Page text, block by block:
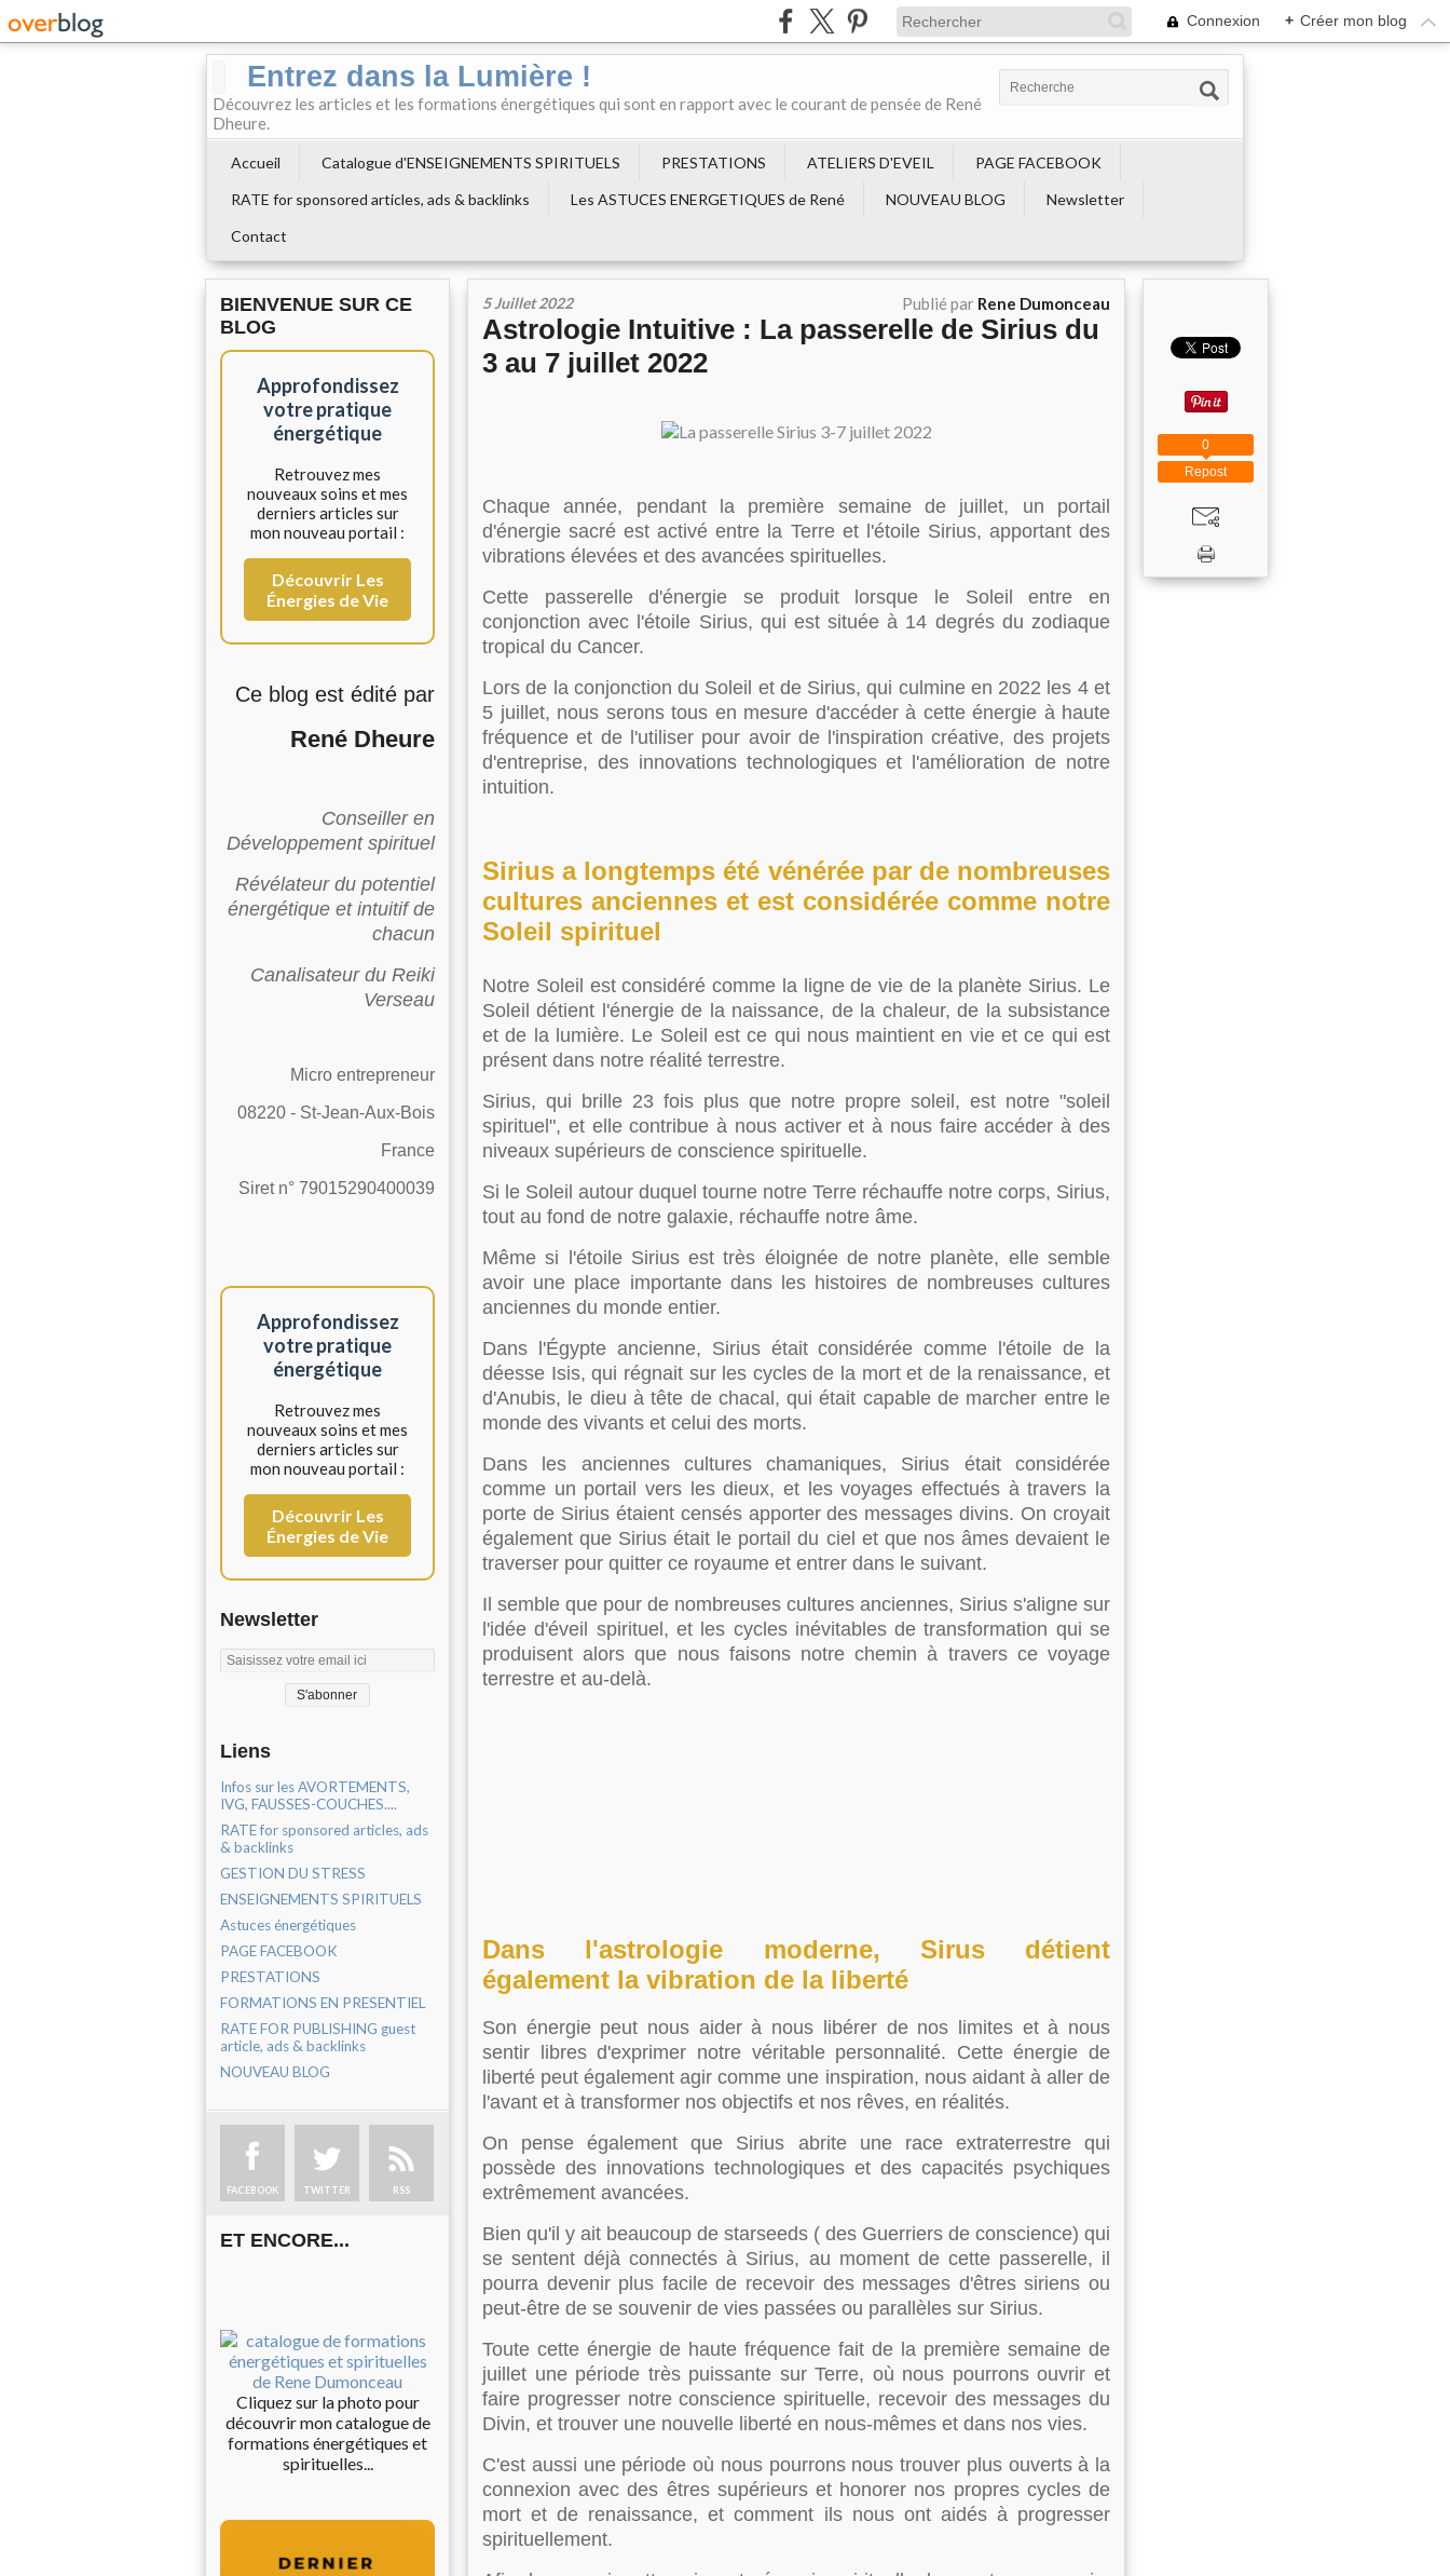
Connexion + Créer mon blog
Entrez dans la Lumière !
Découvrez les articles et les formations énergétiques qui sont en rapport avec le courant de pensée de René
Dheure.
Accueil Catalogue d'ENSEIGNEMENTS SPIRITUELS PRESTATIONS ATELIERS D'EVEIL
PAGE FACEBOOK
RATE for sponsored articles, ads & backlinks
Les ASTUCES ENERGETIQUES de René NOUVEAU BLOG
Newsletter
Contact
BIENVENUE SUR CE
BLOG
Approfondissez
votre pratique
énergétique
Retrouvez mes
nouveaux soins et mes
derniers articles sur
mon nouveau portail :
Découvrir Les
Énergies de Vie
Ce blog est édité par
René Dheure
Conseiller en
Développement spirituel
Révélateur du potentiel
énergétique et intuitif de
chacun
Canalisateur du Reiki
Verseau
Micro entrepreneur
08220 - St-Jean-Aux-Bois
France
Siret n° 79015290400039
Approfondissez
votre pratique
énergétique
Retrouvez mes
nouveaux soins et mes
derniers articles sur
mon nouveau portail :
Découvrir Les
Énergies de Vie
Newsletter
Liens
Infos sur les AVORTEMENTS,
IVG, FAUSSES-COUCHES....
RATE for sponsored articles, ads
& backlinks
GESTION DU STRESS
ENSEIGNEMENTS SPIRITUELS
Astuces énergétiques
PAGE FACEBOOK
PRESTATIONS
FORMATIONS EN PRESENTIEL
RATE FOR PUBLISHING guest
article, ads & backlinks
NOUVEAU BLOG
FACEBOOK TWITTER RSS
ET ENCORE...
Cliquez sur la photo pour
découvrir mon catalogue de
formations énergétiques et
spirituelles...
5 Juillet 2022 Publié par Rene Dumonceau
Astrologie Intuitive : La passerelle de Sirius du
3 au 7 juillet 2022
Chaque année, pendant la première semaine de juillet, un portail
d'énergie sacré est activé entre la Terre et l'étoile Sirius, apportant des
vibrations élevées et des avancées spirituelles.
Cette passerelle d'énergie se produit lorsque le Soleil entre en
conjonction avec l'étoile Sirius, qui est située à 14 degrés du zodiaque
tropical du Cancer.
Lors de la conjonction du Soleil et de Sirius, qui culmine en 2022 les 4 et
5 juillet, nous serons tous en mesure d'accéder à cette énergie à haute
fréquence et de l'utiliser pour avoir de l'inspiration créative, des projets
d'entreprise, des innovations technologiques et l'amélioration de notre
intuition.
Sirius a longtemps été vénérée par de nombreuses
cultures anciennes et est considérée comme notre
Soleil spirituel
Notre Soleil est considéré comme la ligne de vie de la planète Sirius. Le
Soleil détient l'énergie de la naissance, de la chaleur, de la subsistance
et de la lumière. Le Soleil est ce qui nous maintient en vie et ce qui est
présent dans notre réalité terrestre.
Sirius, qui brille 23 fois plus que notre propre soleil, est notre "soleil
spirituel", et elle contribue à nous activer et à nous faire accéder à des
niveaux supérieurs de conscience spirituelle.
Si le Soleil autour duquel tourne notre Terre réchauffe notre corps, Sirius,
tout au fond de notre galaxie, réchauffe notre âme.
Même si l'étoile Sirius est très éloignée de notre planète, elle semble
avoir une place importante dans les histoires de nombreuses cultures
anciennes du monde entier.
Dans l'Égypte ancienne, Sirius était considérée comme l'étoile de la
déesse Isis, qui régnait sur les cycles de la mort et de la renaissance, et
d'Anubis, le dieu à tête de chacal, qui était capable de marcher entre le
monde des vivants et celui des morts.
Dans les anciennes cultures chamaniques, Sirius était considérée
comme un portail vers les dieux, et les voyages effectués à travers la
porte de Sirius étaient censés apporter des messages divins. On croyait
également que Sirius était le portail du ciel et que nos âmes devaient le
traverser pour quitter ce royaume et entrer dans le suivant.
Il semble que pour de nombreuses cultures anciennes, Sirius s'aligne sur
l'idée d'éveil spirituel, et les cycles inévitables de transformation qui se
produisent alors que nous faisons notre chemin à travers ce voyage
terrestre et au-delà.
Dans l'astrologie moderne, Sirus détient
également la vibration de la liberté
Son énergie peut nous aider à nous libérer de nos limites et à nous
sentir libres d'exprimer notre véritable personnalité. Cette énergie de
liberté peut également agir comme une inspiration, nous aidant à aller de
l'avant et à transformer nos objectifs et nos rêves, en réalités.
On pense également que Sirius abrite une race extraterrestre qui
possède des innovations technologiques et des capacités psychiques
extrêmement avancées.
Bien qu'il y ait beaucoup de starseeds ( des Guerriers de conscience) qui
se sentent déjà connectés à Sirius, au moment de cette passerelle, il
pourra devenir plus facile de recevoir des messages d'êtres siriens ou
peut-être de se souvenir de vies passées ou parallèles sur Sirius.
Toute cette énergie de haute fréquence fait de la première semaine de
juillet une période très puissante sur Terre, où nous pourrons ouvrir et
faire progresser notre conscience spirituelle, recevoir des messages du
Divin, et trouver une nouvelle liberté en nous-mêmes et dans nos vies.
C'est aussi une période où nous pourrons nous trouver plus ouverts à la
connexion avec des êtres supérieurs et honorer nos propres cycles de
mort et de renaissance, et comment ils nous ont aidés à progresser
spirituellement.
Repost
0